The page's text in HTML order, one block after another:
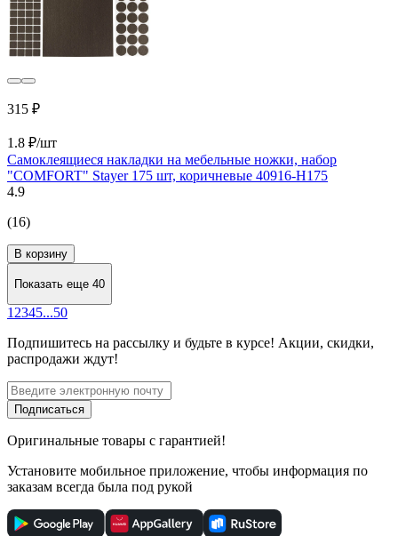
315 ₽
1.8 ₽/шт
Самоклеящиеся накладки на мебельные ножки, набор
"COMFORT" Stayer 175 шт, коричневые 40916-H175
4.9
(16)
В корзину
Показать еще 40
1 2345...50
Подпишитесь на рассылку и будьте в курсе! Акции, скидки,
распродажи ждут!
Подписаться
Оригинальные товары с гарантией!
Установите мобильное приложение, чтобы информация по
заказам всегда была под рукой